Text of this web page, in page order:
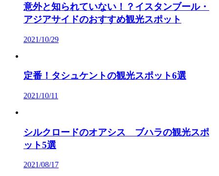
意外と知られていない！？イスタンブール・
アジアサイドのおすすめ観光スポット
2021/10/29
定番！タシュケントの観光スポット6選
2021/10/11
シルクロードのオアシス ブハラの観光スポ
ット5選
2021/08/17